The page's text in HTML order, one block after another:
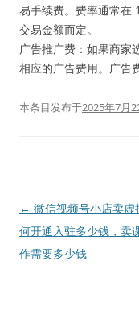
易手续费。费率通常在
交易金额而定。
广告推广费：如果商家
相应的广告费用。广告
本条目发布于2025年7月
文
章
导
← 微信视频号小店卖虚
何开通入驻多少钱，卖
作需要多少钱